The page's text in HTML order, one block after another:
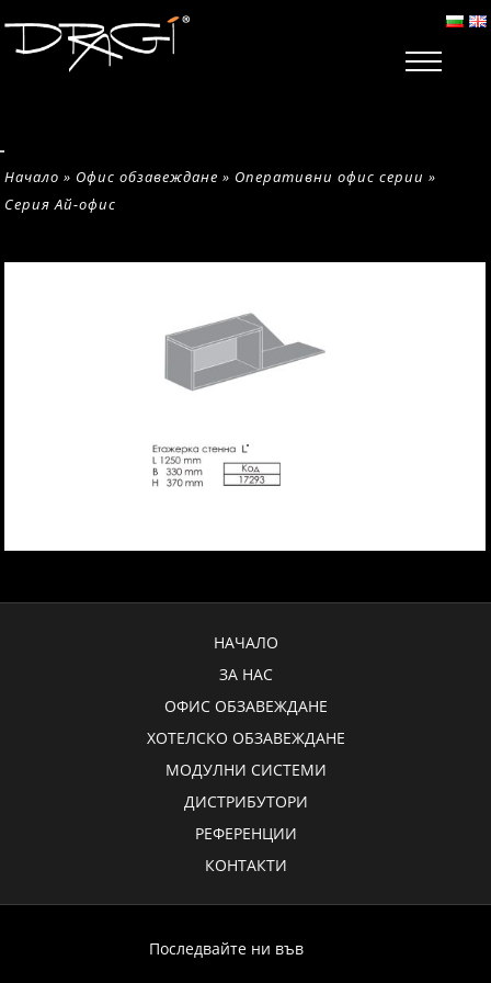
Начало » Офис обзавеждане » Оперативни офис серии »
Серия Ай-офис
НАЧАЛО
ЗА НАС
ОФИС ОБЗАВЕЖДАНЕ
ХОТЕЛСКО ОБЗАВЕЖДАНЕ
МОДУЛНИ СИСТЕМИ
ДИСТРИБУТОРИ
РЕФЕРЕНЦИИ
КОНТАКТИ
Последвайте ни във